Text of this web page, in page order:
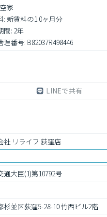
家
: 新賃料の1.0ヶ月分
間: 2年
理番号: B82037R498446
LINEで共有
社 リライフ 荻窪店
通大臣(1)第10792号
杉並区荻窪5-28-10 竹西ビル2階